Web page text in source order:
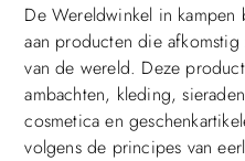
De Wereldwinkel in
aan producten die
van de wereld. Deze
ambachten, kleding,
cosmetica en
volgens de principes van